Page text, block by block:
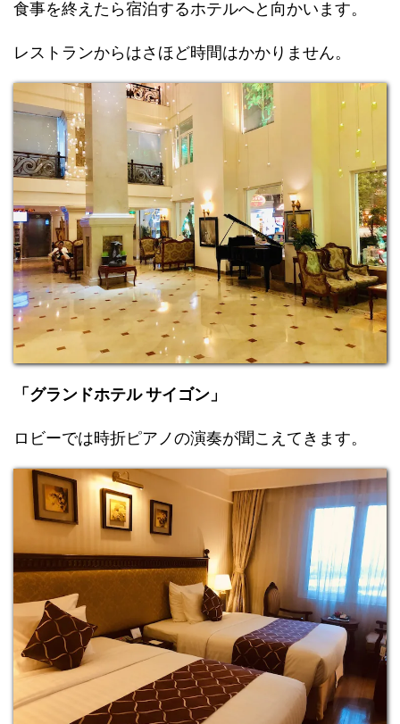
食事を終えたら宿泊するホテルへと向かいます。
レストランからはさほど時間はかかりません。
「グランドホテル サイゴン」
ロビーでは時折ピアノの演奏が聞こえてきます。